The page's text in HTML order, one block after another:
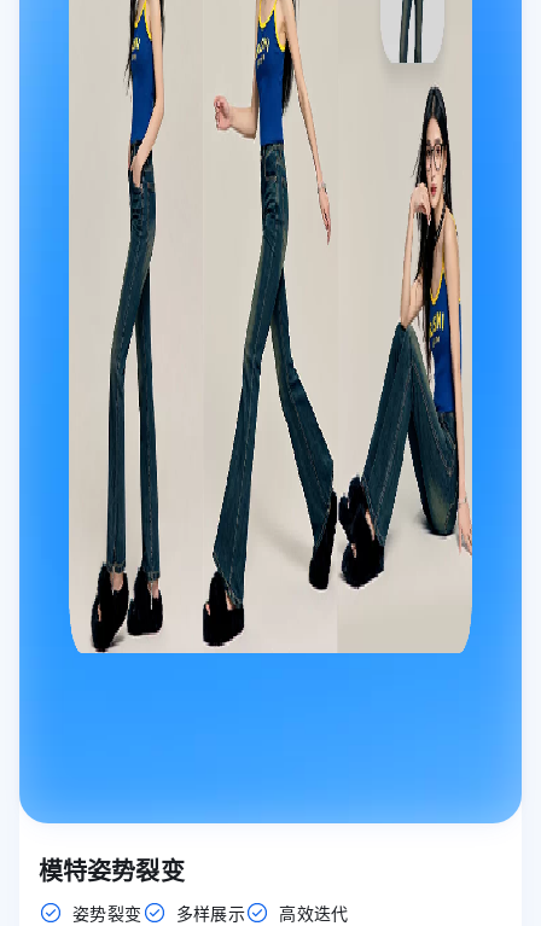
模特姿势裂变
姿势裂变 多样展示
高效迭代